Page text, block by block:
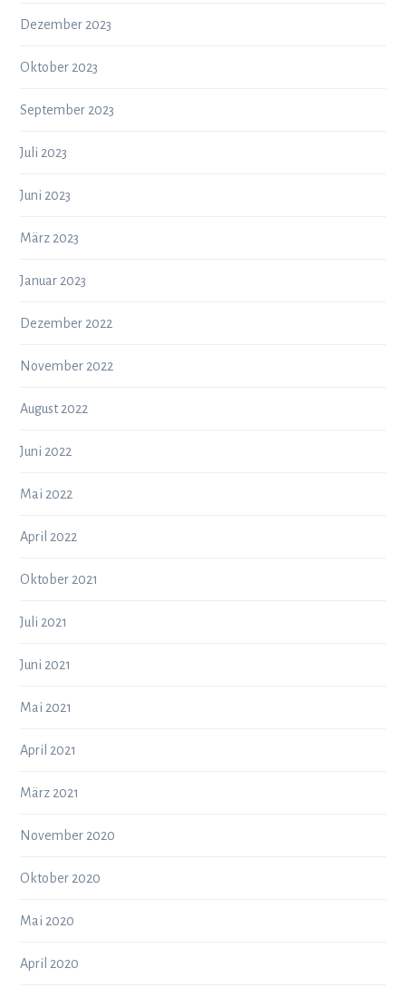
Dezember 2023
Oktober 2023
September 2023
Juli 2023
Juni 2023
März 2023
Januar 2023
Dezember 2022
November 2022
August 2022
Juni 2022
Mai 2022
April 2022
Oktober 2021
Juli 2021
Juni 2021
Mai 2021
April 2021
März 2021
November 2020
Oktober 2020
Mai 2020
April 2020